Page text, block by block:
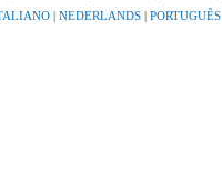
| NEDERLANDS | PORTUGUÊS